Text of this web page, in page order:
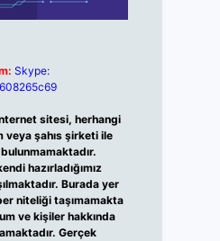
Skype:
sitesi, herhangi
veya şahıs şirketi ile
hazırladığımız
Burada yer
niteliği taşımamakta
ve kişiler hakkında
Gerçek